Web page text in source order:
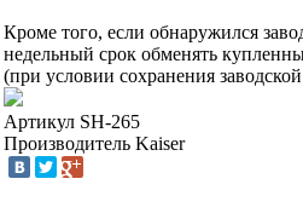
Кроме того, если обнаружился
недельный срок обменять
(при условии сохранения
Артикул SH-265
Производитель Kaiser